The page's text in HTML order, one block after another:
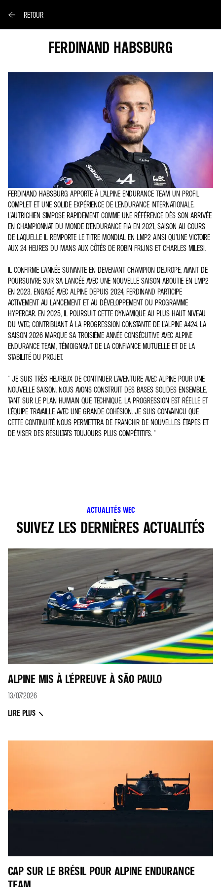
RETOUR
FERDINAND HABSBURG
FERDINAND HABSBURG APPORTE À L’ALPINE ENDURANCE TEAM UN PROFIL
COMPLET ET UNE SOLIDE EXPÉRIENCE DE L’ENDURANCE INTERNATIONALE.
L’AUTRICHIEN S’IMPOSE RAPIDEMENT COMME UNE RÉFÉRENCE DÈS SON ARRIVÉE
EN CHAMPIONNAT DU MONDE D’ENDURANCE FIA EN 2021, SAISON AU COURS
DE LAQUELLE IL REMPORTE LE TITRE MONDIAL EN LMP2 AINSI QU’UNE VICTOIRE
AUX 24 HEURES DU MANS AUX CÔTÉS DE ROBIN FRIJNS ET CHARLES MILESI.
IL CONFIRME L’ANNÉE SUIVANTE EN DEVENANT CHAMPION D’EUROPE, AVANT DE
POURSUIVRE SUR SA LANCÉE AVEC UNE NOUVELLE SAISON ABOUTIE EN LMP2
EN 2023. ENGAGÉ AVEC ALPINE DEPUIS 2024, FERDINAND PARTICIPE
ACTIVEMENT AU LANCEMENT ET AU DÉVELOPPEMENT DU PROGRAMME
HYPERCAR. EN 2025, IL POURSUIT CETTE DYNAMIQUE AU PLUS HAUT NIVEAU
DU WEC, CONTRIBUANT À LA PROGRESSION CONSTANTE DE L’ALPINE A424. LA
SAISON 2026 MARQUE SA TROISIÈME ANNÉE CONSÉCUTIVE AVEC ALPINE
ENDURANCE TEAM, TÉMOIGNANT DE LA CONFIANCE MUTUELLE ET DE LA
STABILITÉ DU PROJET.
" JE SUIS TRÈS HEUREUX DE CONTINUER L’AVENTURE AVEC ALPINE POUR UNE
NOUVELLE SAISON. NOUS AVONS CONSTRUIT DES BASES SOLIDES ENSEMBLE,
TANT SUR LE PLAN HUMAIN QUE TECHNIQUE. LA PROGRESSION EST RÉELLE ET
L’ÉQUIPE TRAVAILLE AVEC UNE GRANDE COHÉSION. JE SUIS CONVAINCU QUE
CETTE CONTINUITÉ NOUS PERMETTRA DE FRANCHIR DE NOUVELLES ÉTAPES ET
DE VISER DES RÉSULTATS TOUJOURS PLUS COMPÉTITIFS. "
ACTUALITÉS WEC
SUIVEZ LES DERNIÈRES ACTUALITÉS
ALPINE MIS À L'ÉPREUVE À SÃO PAULO
13/07/2026
LIRE PLUS
CAP SUR LE BRÉSIL POUR ALPINE ENDURANCE